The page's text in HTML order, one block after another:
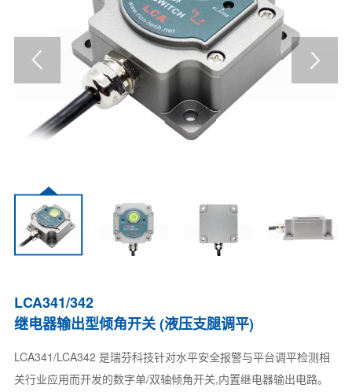
LCA341/342
继电器输出型倾角开关 (液压支腿调平)
LCA341/LCA342 是瑞芬科技针对水平安全报警与平台调平检测相
关行业应用而开发的数字单/双轴倾角开关,内置继电器输出电路。